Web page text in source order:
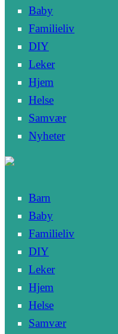
Baby
Familieliv
DIY
Leker
Hjem
Helse
Samvær
Nyheter
Barn
Baby
Familieliv
DIY
Leker
Hjem
Helse
Samvær